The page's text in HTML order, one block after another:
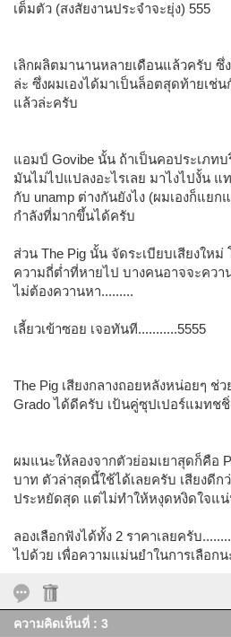
เต็มตัว (สงสัยงานประจำจะยุ่ง) 555
เลิกผลิตมานานหลายเดือนแล้วครับ ซึ่
ล่ะ ซึ่งผมเองได้มาเป็นล็อตสุดท้ายเช่
แล้วล่ะครับ
แอมป์ Govibe นั้น ถ้าเป็นคอประเภท
มันไม่ไปแปลงอะไรเลย มาไงไปงั้น แ
กับ unamp ต่างกันยังไง (ผมเองก็แย
กำลังที่มากขึ้นได้ครับ
ส่วน The Pig นั้น จัดระเบียบเสียงใหม่
ความถี่ต่ำที่หายไป บางคนอาจจะควา
ไม่ต้องควานหา.........
เลี้ยวเข้าซอย เจอทันที...........5555
The Pig เสียงกลางถอยหลังหน่อยๆ ช่
Grado ได้ดีครับ เป้นคู่ซุปเปอร์แมทชชิ่
ผมแนะให้ลองจากตัวย่อมเยาสุดก็คือ
บาท ตัวล่าสุดนี้ใช้ได้เลยครับ เสียงดี
ประหยัดสุด แต่ไม่ทำให้หงุดหงิดใจแ
ลองเลือกฟังได้ทั้ง 2 ราคาเลยครับ
ไปด้วย เพื่อความแม่นยำในการเลือกน
ความคิดเห็นที่ : 3